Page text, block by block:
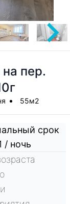
пер.
55м2
срок
/ ночь